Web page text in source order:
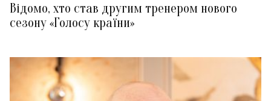
Відомо, хто став другим тренером нового
сезону «Голосу країни»